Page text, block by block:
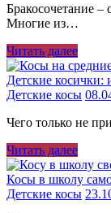
Бракосочетание
Многие из…
Читать далее
Детские косички:
Детские косы
Чего только не
Читать далее
Косы в школу
Детские косы